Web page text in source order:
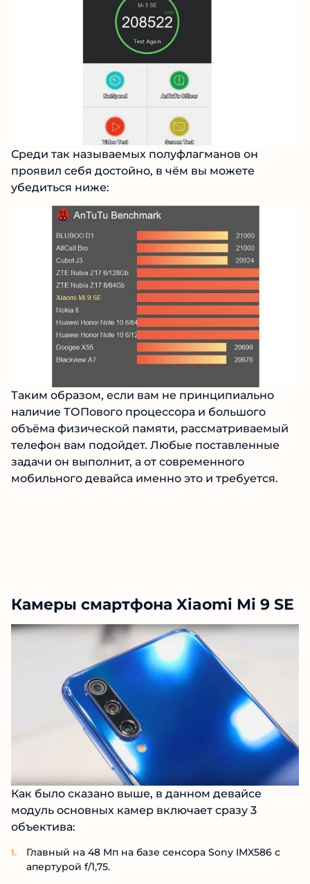
Среди так называемых полуфлагманов он
проявил себя достойно, в чём вы можете
убедиться ниже:
Таким образом, если вам не принципиально
наличие ТОПового процессора и большого
объёма физической памяти, рассматриваемый
телефон вам подойдет. Любые поставленные
задачи он выполнит, а от современного
мобильного девайса именно это и требуется.
Камеры смартфона Xiaomi Mi 9 SE
Как было сказано выше, в данном девайсе
модуль основных камер включает сразу 3
объектива:
Главный на 48 Мп на базе сенсора Sony IMX586 с
апертурой f/1,75.